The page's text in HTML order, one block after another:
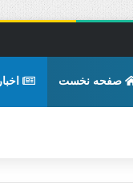
صفحه نخست اخبار